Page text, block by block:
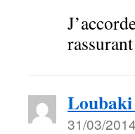
31/03/